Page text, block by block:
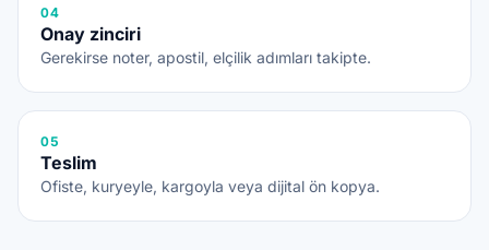
04
Onay zinciri
Gerekirse noter, apostil, elçilik adımları takipte.
05
Teslim
Ofiste, kuryeyle, kargoyla veya dijital ön kopya.